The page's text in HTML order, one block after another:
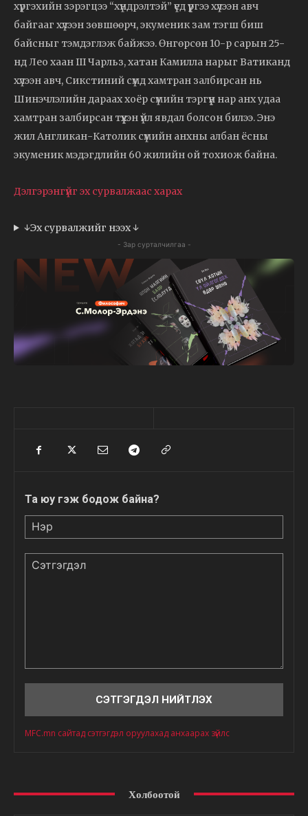
хүргэхийн зэрэгцээ “хүндрэлтэй” үед үүргээ хүлээн авч
байгааг хүлээн зөвшөөрч, экуменик зам тэгш биш
байсныг тэмдэглэж байжээ. Өнгөрсөн 10-р сарын 25-
нд Лео хаан III Чарльз, хатан Камилла нарыг Ватиканд
хүлээн авч, Сикстиний сүмд хамтран залбирсан нь
Шинэчлэлийн дараах хоёр сүмийн тэргүүн нар анх удаа
хамтран залбирсан түүхэн үйл явдал болсон билээ. Энэ
жил Англикан-Католик сүмийн анхны албан ёсны
экуменик мэдэгдлийн 60 жилийн ой тохиож байна.
Дэлгэрэнгүйг эх сурвалжаас харах
↓Эх сурвалжийг нээх ↓
- Зар сурталчилгаа -
Та юу гэж бодож байна?
MFC.mn сайтад сэтгэгдэл оруулахад анхаарах зүйлс
Холбоотой